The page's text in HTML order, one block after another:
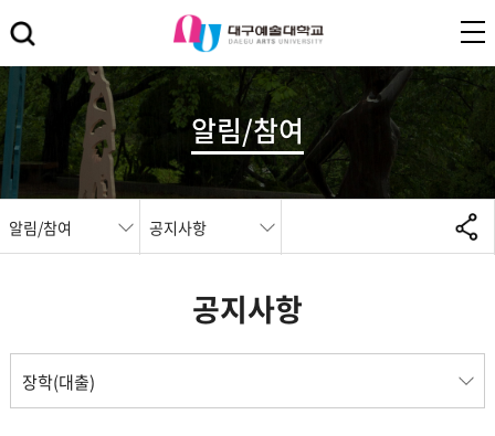
알림/참여
알림/참여 공지사항
공지사항
장학(대출)